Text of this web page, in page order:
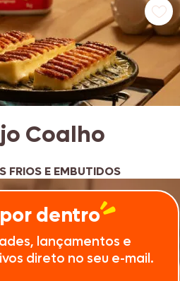
Coalho
FRIOS E EMBUTIDOS
dentro
lançamentos e
direto no seu e-mail.